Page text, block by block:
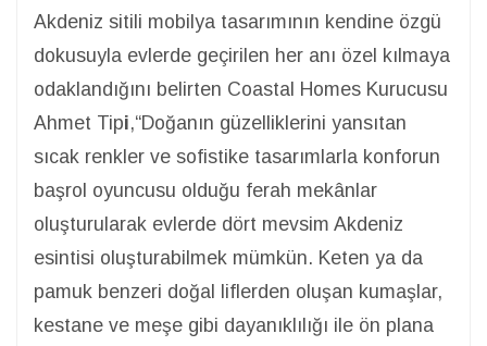
Akdeniz sitili mobilya tasarımının kendine özgü
dokusuyla evlerde geçirilen her anı özel kılmaya
odaklandığını belirten Coastal Homes Kurucusu
Ahmet Tipi,“Doğanın güzelliklerini yansıtan
sıcak renkler ve sofistike tasarımlarla konforun
başrol oyuncusu olduğu ferah mekânlar
oluşturularak evlerde dört mevsim Akdeniz
esintisi oluşturabilmek mümkün. Keten ya da
pamuk benzeri doğal liflerden oluşan kumaşlar,
kestane ve meşe gibi dayanıklılığı ile ön plana